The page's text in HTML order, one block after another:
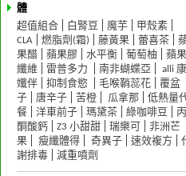
體
超值組合
白腎豆 魔芋
甲殼素
CLA
燃脂劑(霜) 藤黃果 蕾喜茶
果醋
蘋果膠 水平衡 葡萄柚
蘋果
纖維
雷普多力 南非蝴蝶亞
alli 康
孅伴
抑制食慾 毛喉鞘蕊花
覆盆
子
唐辛子 苦橙 瓜拿那
低熱量
餐
洋車前子 瑪黛茶 綠咖啡豆
丙
酮酸鈣
Z3 小甜甜 瑞樂可
非洲芒
果
瘦纖體得 奇異子 速效複方
謝排毒
減重噴劑